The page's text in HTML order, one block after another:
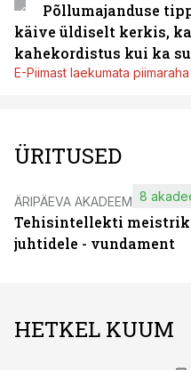
Põllumajanduse
käive üldiselt kerkis,
kahekordistus kui ka
E-Piimast laekumata
ÜRITUSED
ÄRIPÄEVA AKADEEMIA
Tehisintellekti
juhtidele - vundament
8
HETKEL KUUM